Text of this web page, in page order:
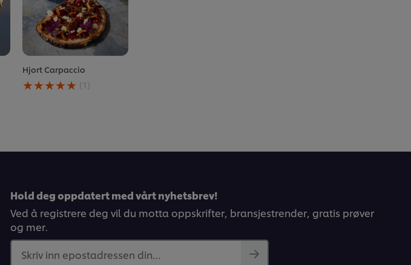
Hjort Carpaccio
Gjennomsnittlig
vurdering
fra
1
rangeringer.
(1)
Hold deg oppdatert med vårt nyhetsbrev!
Ved å registrere deg vil du motta oppskrifter, bransjestrender, gratis prøver
og mer.
Skriv inn epostadressen din…